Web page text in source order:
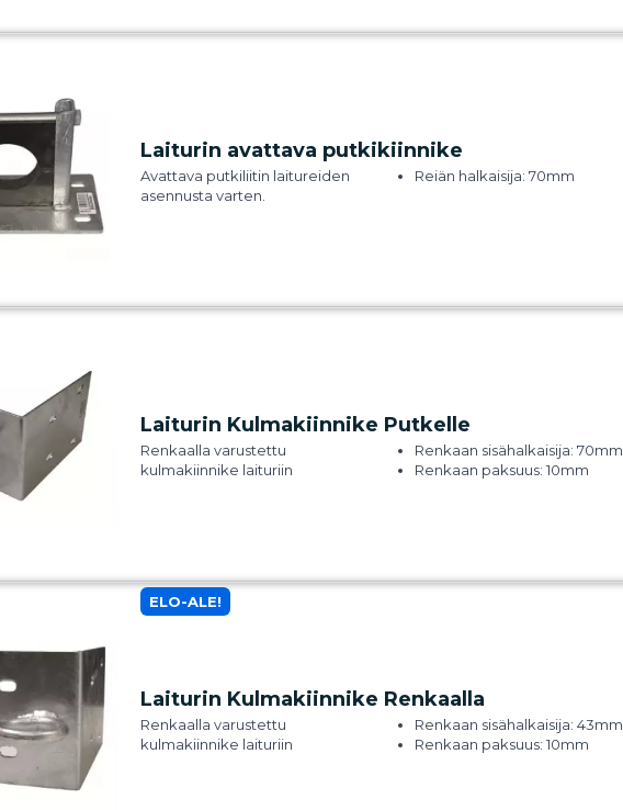
Laiturin avattava putkikiinnike
Avattava putkiliitin laitureiden
asennusta varten.
Reiän halkaisija: 70mm
Laiturin Kulmakiinnike Putkelle
Renkaalla varustettu
kulmakiinnike laituriin
Renkaan sisähalkaisija: 70mm
Renkaan paksuus: 10mm
ELO-ALE!
Laiturin Kulmakiinnike Renkaalla
Renkaalla varustettu
kulmakiinnike laituriin
Renkaan sisähalkaisija: 43mm
Renkaan paksuus: 10mm